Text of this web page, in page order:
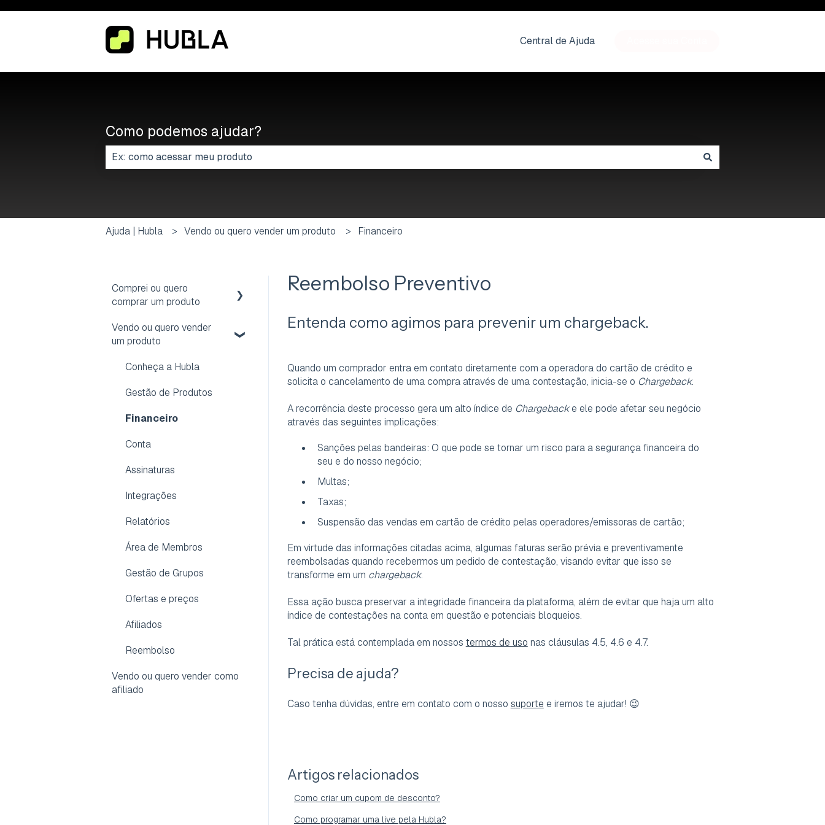
Central de Ajuda
Como podemos ajudar?
Ajuda | Hubla Vendo ou quero vender um produto Financeiro
Reembolso Preventivo
Entenda como agimos para prevenir um chargeback.
Quando um comprador entra em contato diretamente com a operadora do cartão de crédito e
solicita o cancelamento de uma compra através de uma contestação, inicia-se o Chargeback.
A recorrência deste processo gera um alto índice de Chargebacke ele pode afetar seu negócio
através das seguintes implicações:
Sanções pelas bandeiras: O que pode se tornar um risco para a segurança financeira do
seu e do nosso negócio;
Multas;
Taxas;
Suspensão das vendas em cartão de crédito pelas operadores/emissoras de cartão;
Em virtude das informações citadas acima, algumas faturas serão prévia e preventivamente
reembolsadas quando recebermos um pedido de contestação, visando evitar que isso se
transforme em um chargeback.
Essa ação busca preservar a integridade financeira da plataforma, além de evitar que haja um alto
índice de contestações na conta em questão e potenciais bloqueios.
Tal prática está contemplada em nossos termos de uso nas cláusulas 4.5, 4.6 e 4.7.
Precisa de ajuda?
Caso tenha dúvidas, entre em contato com o nosso suporte e iremos te ajudar! 😉
Artigos relacionados
Como criar um cupom de desconto?
Como programar uma live pela Hubla?
Comprei ou quero
comprar um produto
Acesso
Vendo ou quero vender
um produto
Conheça a Hubla
Gestão de Produtos
Financeiro
Conta
Assinaturas
Integrações
Relatórios
Área de Membros
Gestão de Grupos
Ofertas e preços
Afiliados
Reembolso
Vendo ou quero vender como
afiliado